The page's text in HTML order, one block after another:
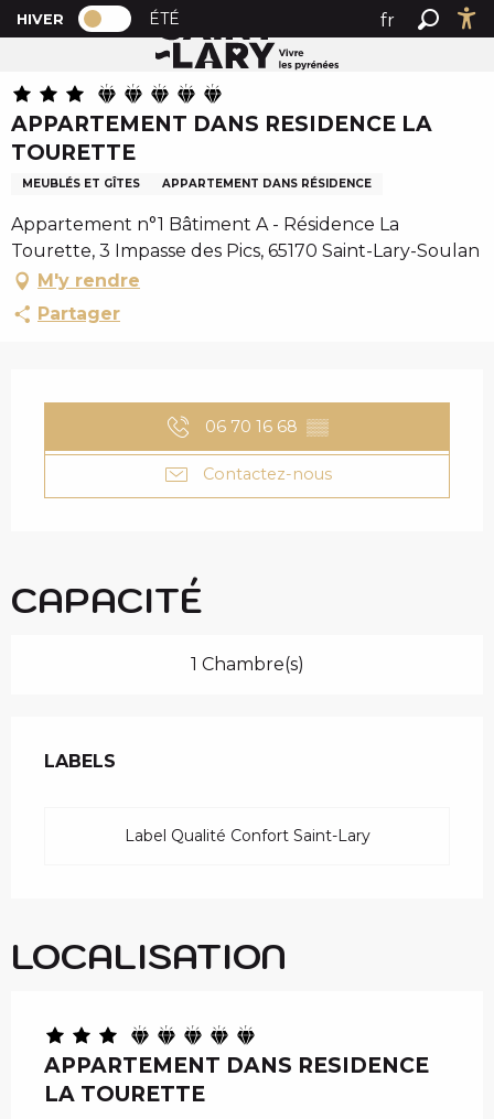
A
l
e
r
a
u
o
n
t
e
l
PAGE D’ACCUEIL ACTUELLE HIVER : PASSER EN MODE
HIVER PAGE D’ACCUEIL ACTUELLE HIVER :
ÉTÉ
fr
Accueil APPARTEMENT DANS RESIDENCE LA TOURETTE
APPARTEMENT DANS RESIDENCE LA
TOURETTE
MEUBLÉS ET GÎTES APPARTEMENT DANS RÉSIDENCE
Appartement n°1 Bâtiment A - Résidence La
Tourette, 3 Impasse des Pics, 65170 Saint-Lary-Soulan
M'y rendre
Partager
OUVERTURE ET
06 70 16 68 ▒▒
Contactez-nous
CAPACITÉ
1 Chambre(s)
LABELS
LABELS
Label Qualité Confort Saint-Lary
LOCALISATION
APPARTEMENT DANS RESIDENCE
LA TOURETTE